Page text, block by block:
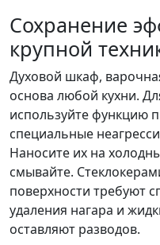
Сохранение
крупной
Духовой шкаф,
основа любой кухни.
используйте функцию
специальные
Наносите их на
смывайте.
поверхности требуют
удаления нагара и
оставляют разводов.